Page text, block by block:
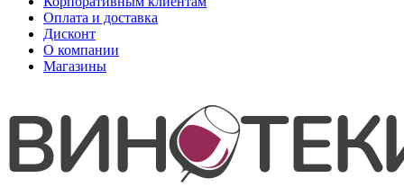
Оплата и доставка
Дисконт
О компании
Магазины